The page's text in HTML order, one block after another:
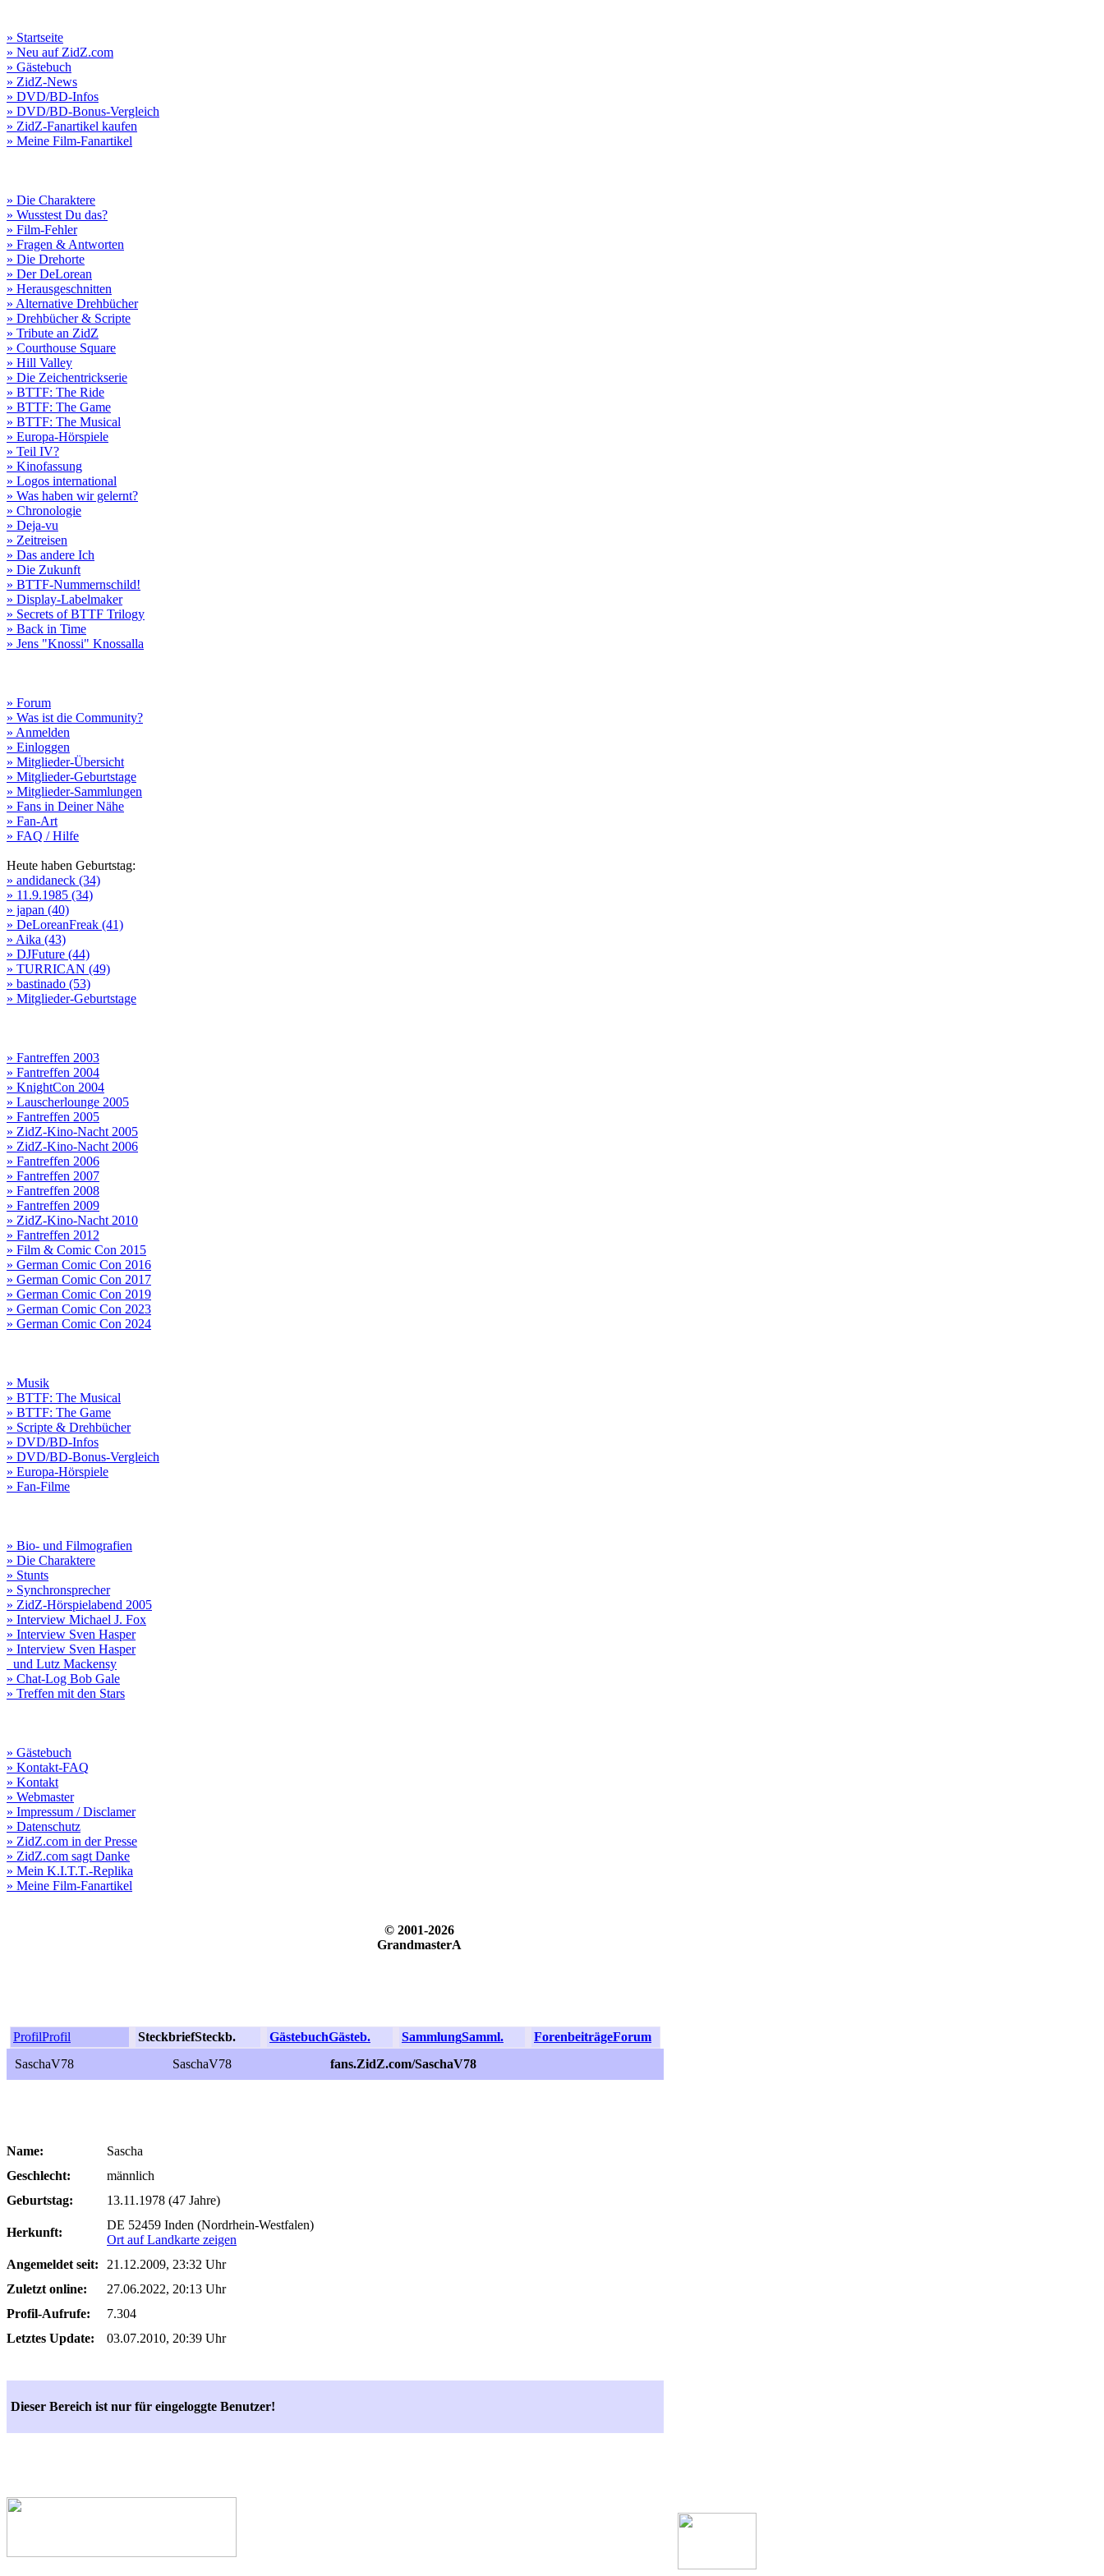
» Startseite
» Neu auf ZidZ.com
» Gästebuch
» ZidZ-News
» DVD/BD-Infos
» DVD/BD-Bonus-Vergleich
» ZidZ-Fanartikel kaufen
» Meine Film-Fanartikel
» Die Charaktere
» Wusstest Du das?
» Film-Fehler
» Fragen & Antworten
» Die Drehorte
» Der DeLorean
» Herausgeschnitten
» Alternative Drehbücher
» Drehbücher & Scripte
» Tribute an ZidZ
» Courthouse Square
» Hill Valley
» Die Zeichentrickserie
» BTTF: The Ride
» BTTF: The Game
» BTTF: The Musical
» Europa-Hörspiele
» Teil IV?
» Kinofassung
» Logos international
» Was haben wir gelernt?
» Chronologie
» Deja-vu
» Zeitreisen
» Das andere Ich
» Die Zukunft
» BTTF-Nummernschild!
» Display-Labelmaker
» Secrets of BTTF Trilogy
» Back in Time
» Jens "Knossi" Knossalla
» Forum
» Was ist die Community?
» Anmelden
» Einloggen
» Mitglieder-Übersicht
» Mitglieder-Geburtstage
» Mitglieder-Sammlungen
» Fans in Deiner Nähe
» Fan-Art
» FAQ / Hilfe
Heute haben Geburtstag:
» andidaneck (34)
» 11.9.1985 (34)
» japan (40)
» DeLoreanFreak (41)
» Aika (43)
» DJFuture (44)
» TURRICAN (49)
» bastinado (53)
» Mitglieder-Geburtstage
» Fantreffen 2003
» Fantreffen 2004
» KnightCon 2004
» Lauscherlounge 2005
» Fantreffen 2005
» ZidZ-Kino-Nacht 2005
» ZidZ-Kino-Nacht 2006
» Fantreffen 2006
» Fantreffen 2007
» Fantreffen 2008
» Fantreffen 2009
» ZidZ-Kino-Nacht 2010
» Fantreffen 2012
» Film & Comic Con 2015
» German Comic Con 2016
» German Comic Con 2017
» German Comic Con 2019
» German Comic Con 2023
» German Comic Con 2024
» Musik
» BTTF: The Musical
» BTTF: The Game
» Scripte & Drehbücher
» DVD/BD-Infos
» DVD/BD-Bonus-Vergleich
» Europa-Hörspiele
» Fan-Filme
» Bio- und Filmografien
» Die Charaktere
» Stunts
» Synchronsprecher
» ZidZ-Hörspielabend 2005
» Interview Michael J. Fox
» Interview Sven Hasper
» Interview Sven Hasper
und Lutz Mackensy
» Chat-Log Bob Gale
» Treffen mit den Stars
» Gästebuch
» Kontakt-FAQ
» Kontakt
» Webmaster
» Impressum / Disclamer
» Datenschutz
» ZidZ.com in der Presse
» ZidZ.com sagt Danke
» Mein K.I.T.T.-Replika
» Meine Film-Fanartikel
© 2001-2026
GrandmasterA
ProfilProfil SteckbriefSteckb. GästebuchGästeb. SammlungSamml. ForenbeiträgeForum
SaschaV78
SaschaV78 fans.ZidZ.com/SaschaV78
Name:
Sascha
Geschlecht:
männlich
Geburtstag:
13.11.1978 (47 Jahre)
Herkunft:
DE 52459 Inden (Nordrhein-Westfalen)
Ort auf Landkarte zeigen
Angemeldet seit:
21.12.2009, 23:32 Uhr
Zuletzt online:
27.06.2022, 20:13 Uhr
Profil-Aufrufe:
7.304
Letztes Update:
03.07.2010, 20:39 Uhr
Dieser Bereich ist nur für eingeloggte Benutzer!